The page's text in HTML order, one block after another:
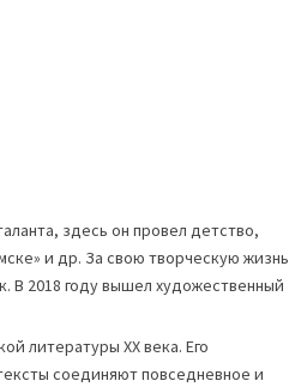
здесь он провел детство,
и др. За свою творческую жизнь
В 2018 году вышел художественный
литературы XX века. Его
соединяют повседневное и